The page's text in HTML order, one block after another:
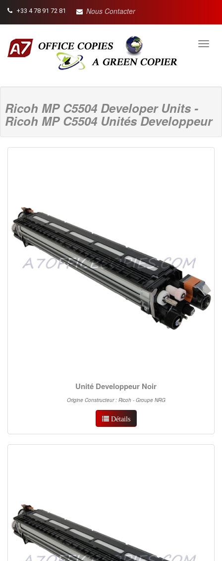
+33 4 78 91 72 81 Nous Contacter
Ricoh MP C5504 Developer Units -
Ricoh MP C5504 Unités Developpeur
Unité Developpeur Noir
Origine Constructeur : Ricoh - Groupe NRG
Détails